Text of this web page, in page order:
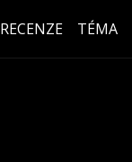
RECENZE TÉMA